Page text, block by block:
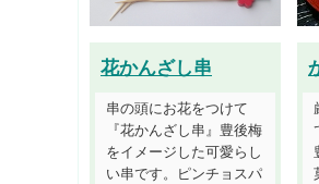
花かんざし串
串の頭にお花をつけて
『花かんざし串』豊後梅
をイメージした可愛らし
い串です。ピンチョスパ